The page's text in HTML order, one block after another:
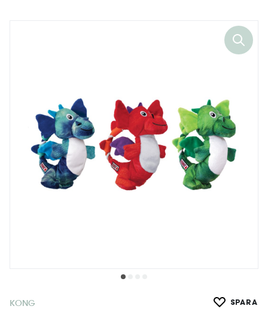
KONG SPARA